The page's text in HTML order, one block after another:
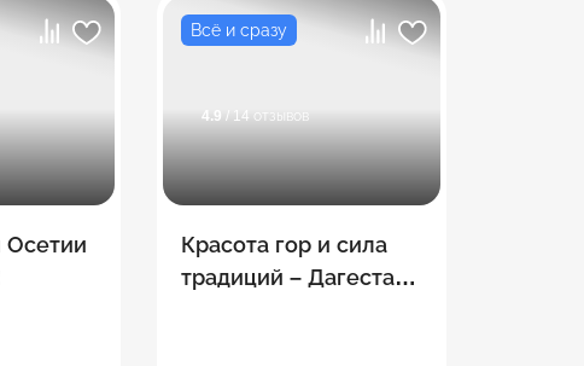
Осетии
Всё и сразу
4.9 / 14 отзывов
Красота гор и сила
традиций – Дагестан